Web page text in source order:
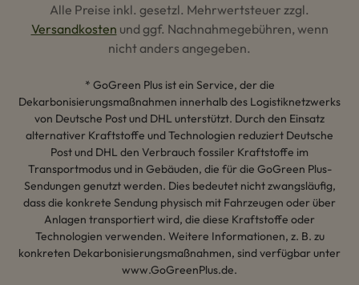
Alle Preise inkl. gesetzl. Mehrwertsteuer zzgl.
Versandkosten und ggf. Nachnahmegebühren, wenn
nicht anders angegeben.
* GoGreen Plus ist ein Service, der die
Dekarbonisierungsmaßnahmen innerhalb des Logistiknetzwerks
von Deutsche Post und DHL unterstützt. Durch den Einsatz
alternativer Kraftstoffe und Technologien reduziert Deutsche
Post und DHL den Verbrauch fossiler Kraftstoffe im
Transportmodus und in Gebäuden, die für die GoGreen Plus-
Sendungen genutzt werden. Dies bedeutet nicht zwangsläufig,
dass die konkrete Sendung physisch mit Fahrzeugen oder über
Anlagen transportiert wird, die diese Kraftstoffe oder
Technologien verwenden. Weitere Informationen, z. B. zu
konkreten Dekarbonisierungsmaßnahmen, sind verfügbar unter
www.GoGreenPlus.de.